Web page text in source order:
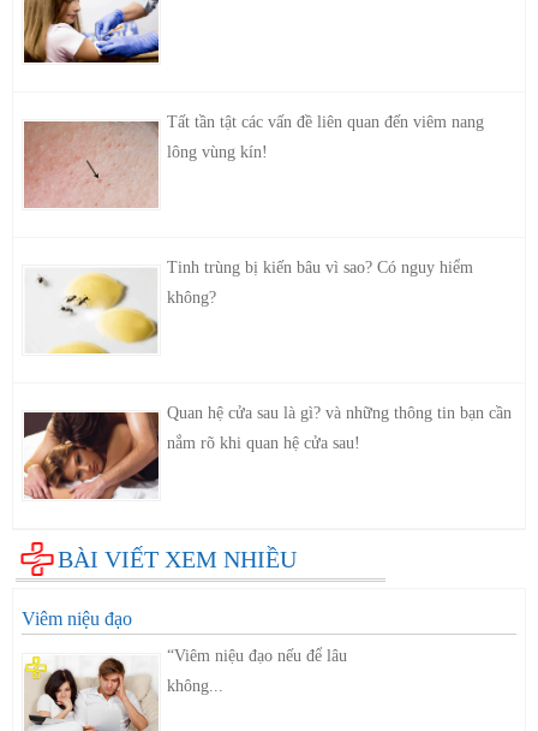
Tất tần tật các vấn đề liên quan đến viêm nang
lông vùng kín!
Tinh trùng bị kiến bâu vì sao? Có nguy hiểm
không?
Quan hệ cửa sau là gì? và những thông tin bạn cần
nắm rõ khi quan hệ cửa sau!
BÀI VIẾT XEM NHIỀU
Viêm niệu đạo
“Viêm niệu đạo nếu để lâu
không...